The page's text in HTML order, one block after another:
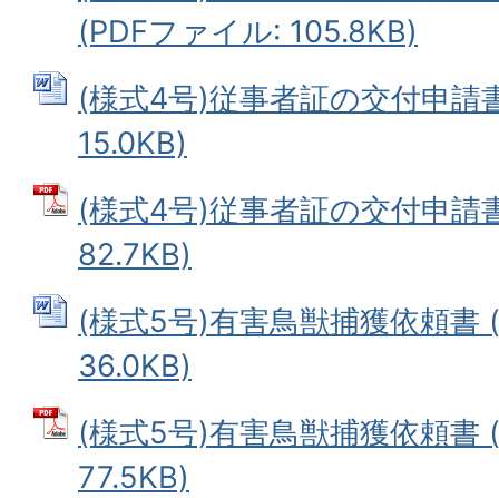
(PDFファイル: 105.8KB)
(様式4号)従事者証の交付申請
15.0KB)
(様式4号)従事者証の交付申請
82.7KB)
(様式5号)有害鳥獣捕獲依頼書
36.0KB)
(様式5号)有害鳥獣捕獲依頼書
77.5KB)